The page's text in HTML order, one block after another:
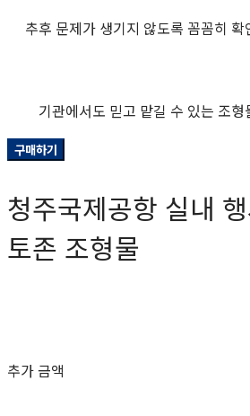
추후 문제가 생기지 않도록 꼼꼼히
기관에서도 믿고 맡길 수 있는 조
구매하기
청주국제공항 실내
토존 조형물
추가 금액